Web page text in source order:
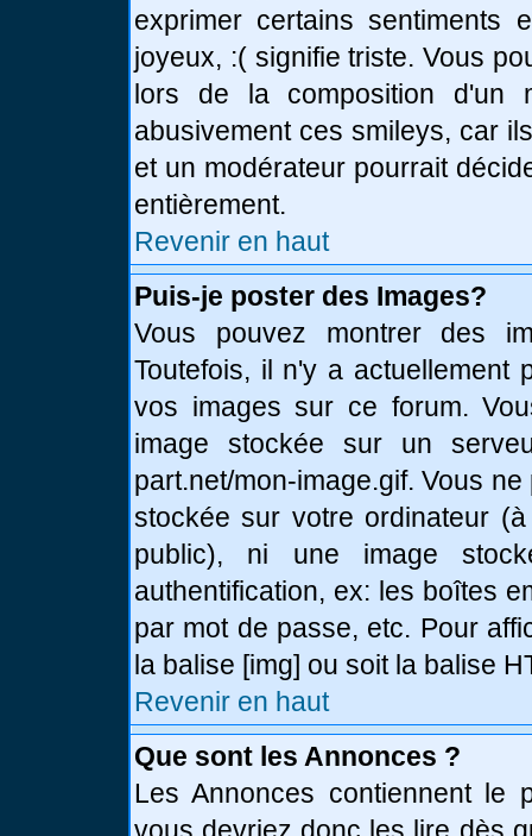
exprimer certains sentiments
joyeux, :( signifie triste. Vous
lors de la composition d'un
abusivement ces smileys, car
et un modérateur pourrait
entièrement.
Revenir en haut
Puis-je poster des Images?
Vous pouvez montrer des
Toutefois, il n'y a actuellement
vos images sur ce forum.
image stockée sur un
part.net/mon-image.gif. Vous
stockée sur votre ordinateur
public), ni une image
authentification, ex: les boîtes
par mot de passe, etc. Pour
la balise [img] ou soit la balise
Revenir en haut
Que sont les Annonces ?
Les Annonces contiennent le